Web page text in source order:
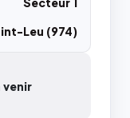
Leu (974)
venir